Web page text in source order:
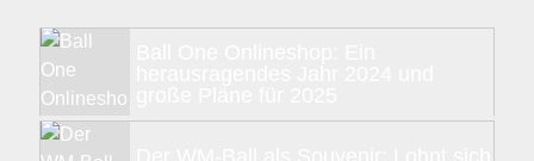
Seitenspalte